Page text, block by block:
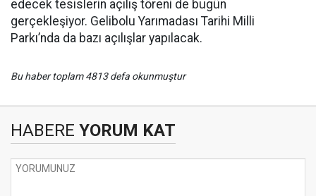
edecek tesislerin açılış töreni de bugün
gerçekleşiyor. Gelibolu Yarımadası Tarihi Milli
Parkı’nda da bazı açılışlar yapılacak.
Bu haber toplam 4813 defa okunmuştur
HABERE YORUM KAT